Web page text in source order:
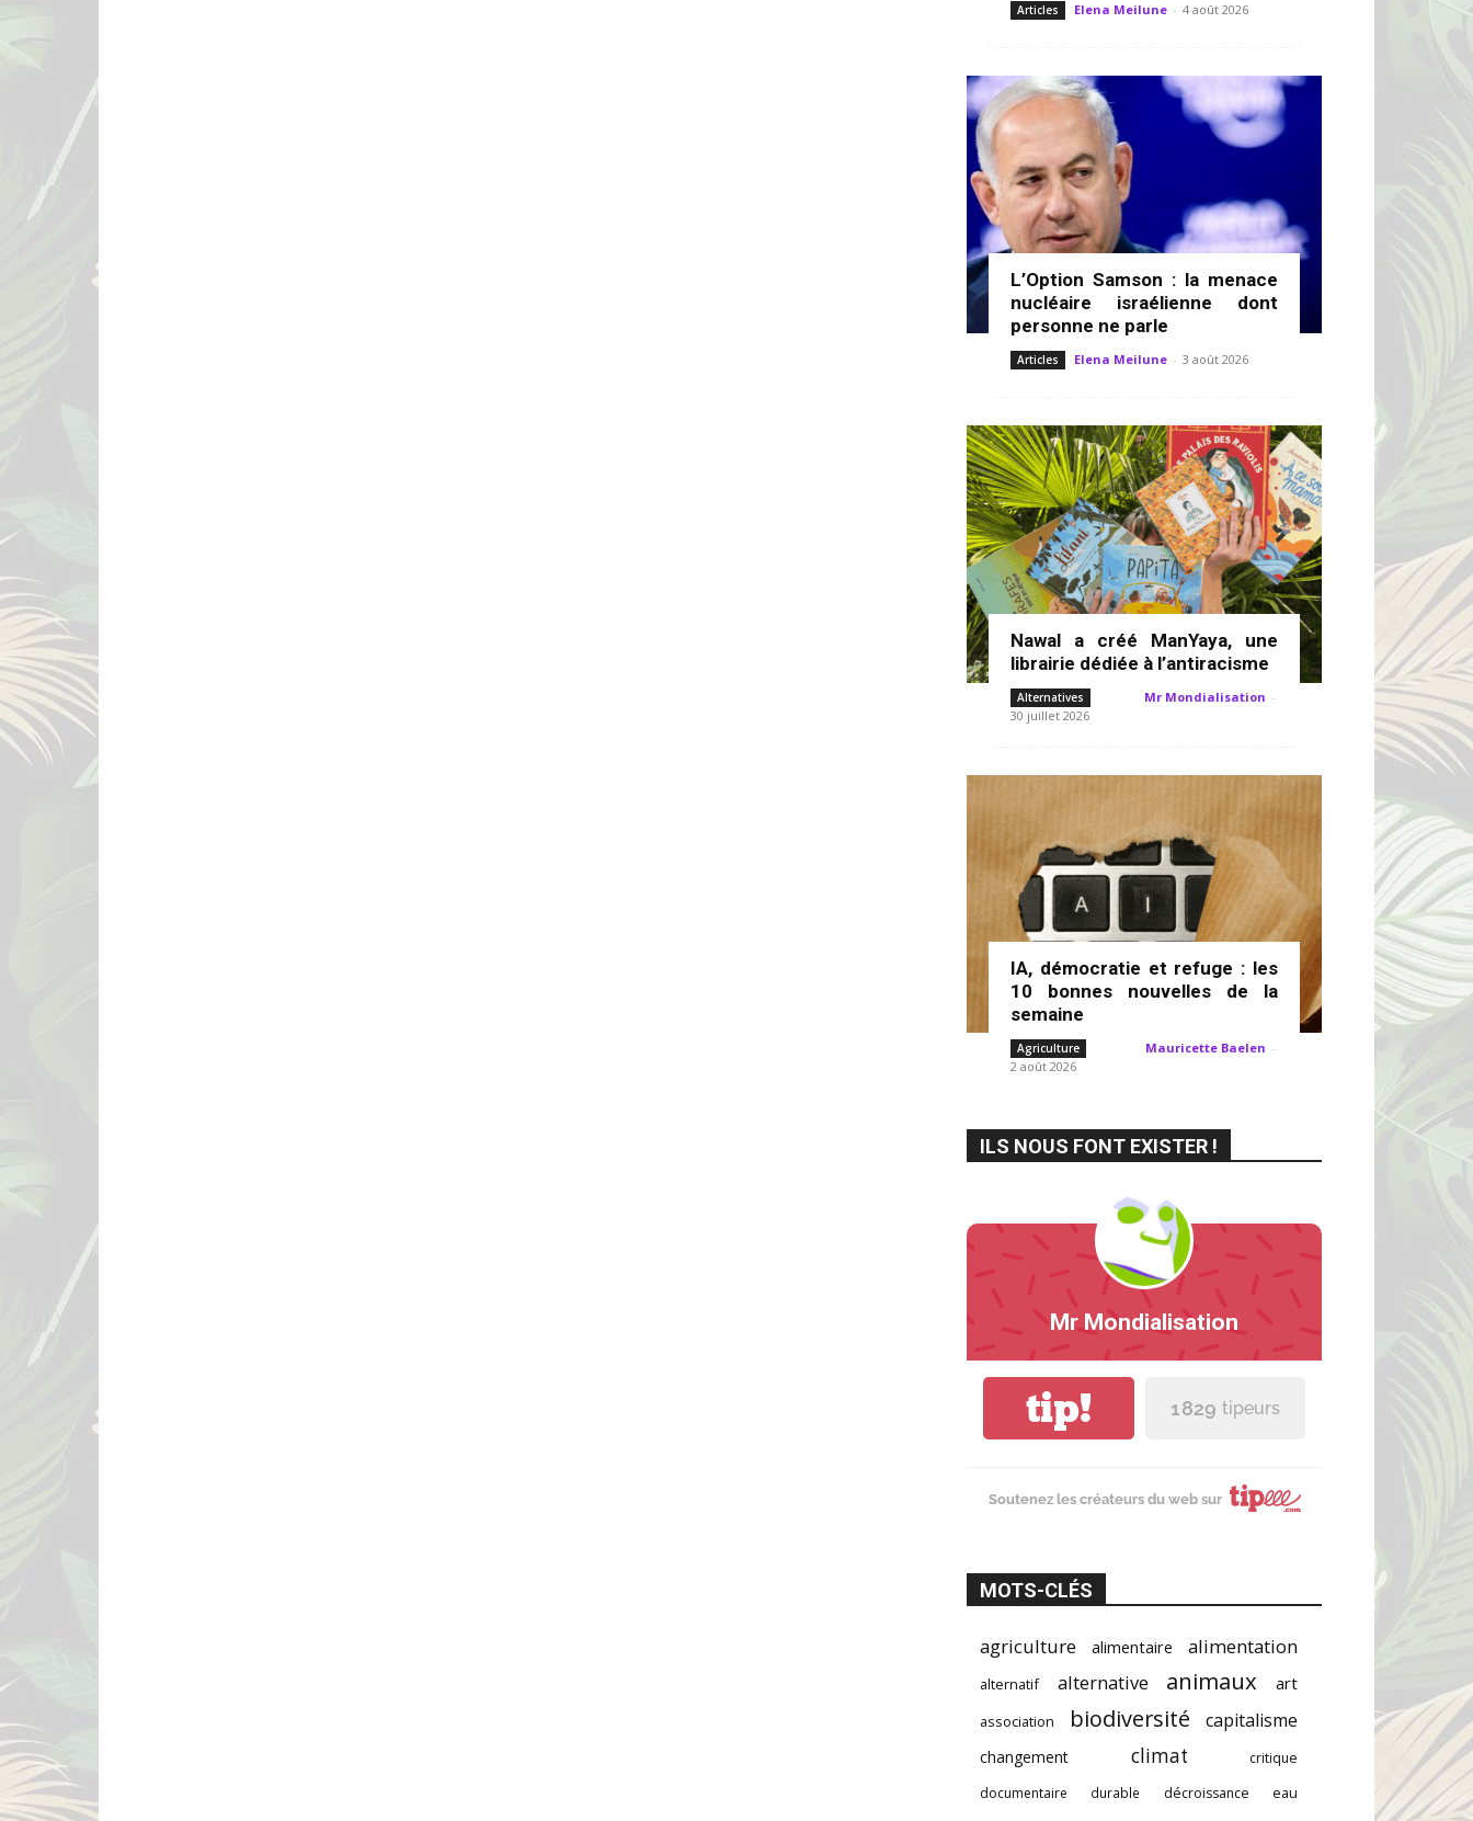
Articles Elena Meilune - 4 août 2026
L’Option Samson : la menace
nucléaire israélienne dont
personne ne parle
Articles Elena Meilune - 3 août 2026
Nawal a créé ManYaya, une
librairie dédiée à l’antiracisme
Alternatives Mr Mondialisation -
30 juillet 2026
IA, démocratie et refuge : les
10 bonnes nouvelles de la
semaine
Agriculture Mauricette Baelen -
2 août 2026
ILS NOUS FONT EXISTER !
Mr Mondialisation
tip! 1 829 tipeurs
Soutenez les créateurs du web sur
MOTS-CLÉS
agriculture alimentaire alimentation
alternatif alternative animaux art
association biodiversité capitalisme
changement climat
critique
documentaire
durable décroissance eau